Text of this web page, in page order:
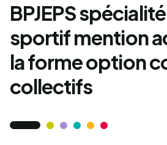
BPJEPS
sportif mention
la forme option
collectifs